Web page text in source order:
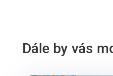
Dále by vás